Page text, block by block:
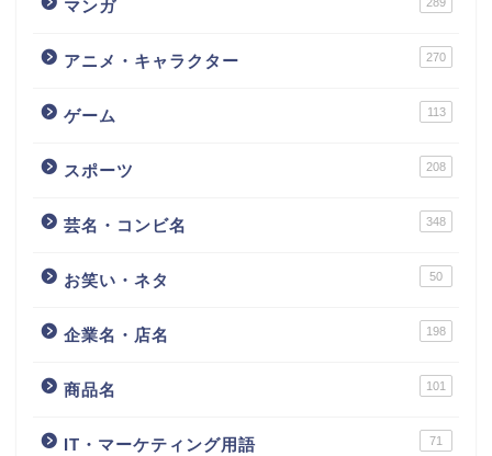
マンガ 289
アニメ・キャラクター 270
ゲーム 113
スポーツ 208
芸名・コンビ名 348
お笑い・ネタ 50
企業名・店名 198
商品名 101
IT・マーケティング用語 71